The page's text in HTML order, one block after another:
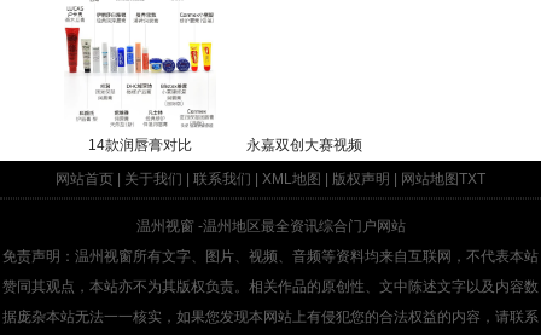
14款润唇膏对比
永嘉双创大赛视频
网站首页 | 关于我们 | 联系我们 | XML地图 | 版权声明 | 网站地图TXT
温州视窗-温州地区最全资讯综合门户网站
免责声明：温州视窗所有文字、图片、视频、音频等资料均来自互联网，不代表本站
赞同其观点，本站亦不为其版权负责。相关作品的原创性、文中陈述文字以及内容数
据庞杂本站无法一一核实，如果您发现本网站上有侵犯您的合法权益的内容，请联系